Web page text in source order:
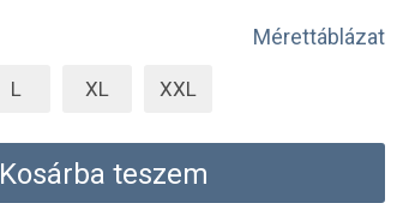
Mérettáblázat
L XL XXL
Kosárba teszem